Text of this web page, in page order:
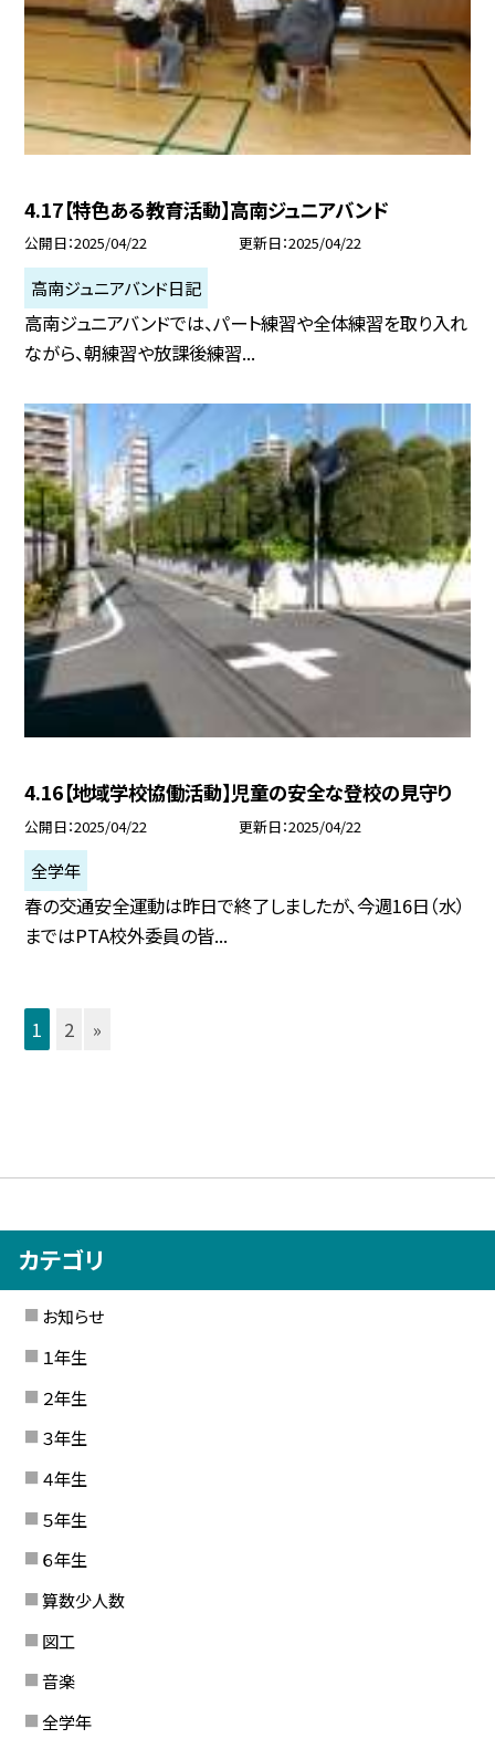
4.17【特色ある教育活動】高南ジュニアバンド
公開日 2025/04/22 更新日 2025/04/22
高南ジュニアバンド日記
高南ジュニアバンドでは、パート練習や全体練習を取り入れ
ながら、朝練習や放課後練習...
4.16【地域学校協働活動】児童の安全な登校の見守り
公開日 2025/04/22 更新日 2025/04/22
全学年
春の交通安全運動は昨日で終了しましたが、今週16日（水）
まではPTA校外委員の皆...
1 2 »
カテゴリ
お知らせ
１年生
２年生
３年生
４年生
５年生
６年生
算数少人数
図工
音楽
全学年